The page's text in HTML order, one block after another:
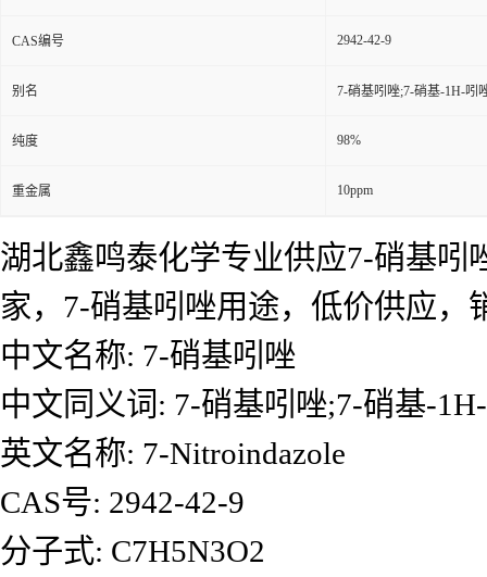
CAS编号 2942-42-9
别名 7-硝基吲唑;7-硝基-1H-吲
纯度 98%
重金属 10ppm
湖北鑫鸣泰化学专业供应7-硝基吲
家，7-硝基吲唑用途，低价供应
中文名称: 7-硝基吲唑
中文同义词: 7-硝基吲唑;7-硝基-
英文名称: 7-Nitroindazole
CAS号: 2942-42-9
分子式: C7H5N3O2